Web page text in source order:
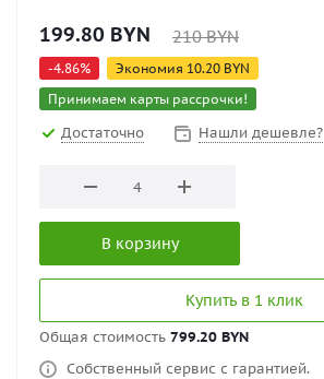
199.80 BYN 210BYN
-4.86% Экономия 10.20 BYN
Принимаем карты рассрочки!
Достаточно Нашли дешевле?
В корзину
Купить в 1 клик
Общая стоимость 799.20 BYN
Собственный сервис с гарантией.